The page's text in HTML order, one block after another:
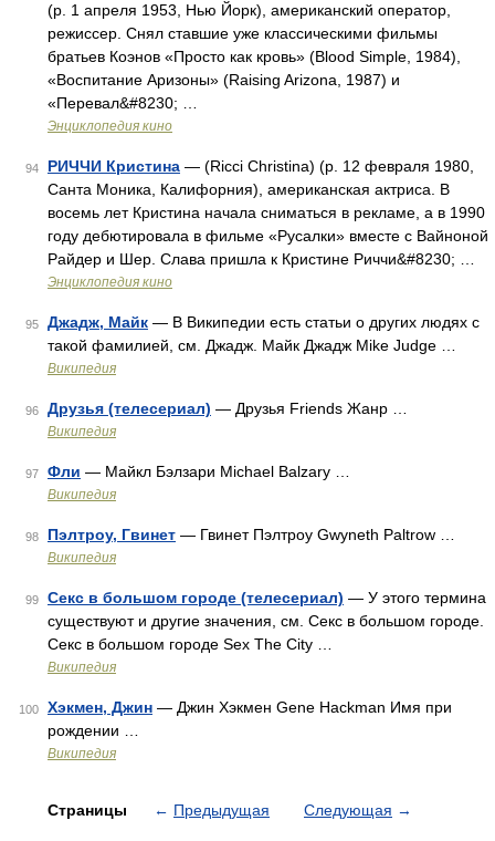
(р. 1 апреля 1953, Нью Йорк), американский оператор,
режиссер. Снял ставшие уже классическими фильмы
братьев Коэнов «Просто как кровь» (Blood Simple, 1984),
«Воспитание Аризоны» (Raising Arizona, 1987) и
«Перевал&#8230; …
Энциклопедия кино
94 РИЧЧИ Кристина — (Ricci Christina) (р. 12 февраля 1980,
Санта Моника, Калифорния), американская актриса. В
восемь лет Кристина начала сниматься в рекламе, а в 1990
году дебютировала в фильме «Русалки» вместе с Вайноной
Райдер и Шер. Слава пришла к Кристине Риччи&#8230; …
Энциклопедия кино
95 Джадж, Майк — В Википедии есть статьи о других людях с
такой фамилией, см. Джадж. Майк Джадж Mike Judge …
Википедия
96 Друзья (телесериал) — Друзья Friends Жанр …
Википедия
97 Фли — Майкл Бэлзари Michael Balzary …
Википедия
98 Пэлтроу, Гвинет — Гвинет Пэлтроу Gwyneth Paltrow …
Википедия
99 Секс в большом городе (телесериал) — У этого термина
существуют и другие значения, см. Секс в большом городе.
Секс в большом городе Sex The City …
Википедия
100 Хэкмен, Джин — Джин Хэкмен Gene Hackman Имя при
рождении …
Википедия
Страницы ← Предыдущая Следующая →